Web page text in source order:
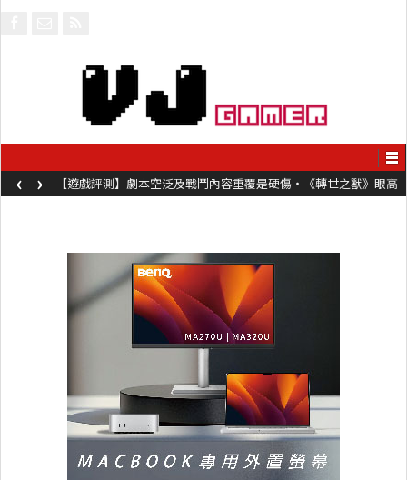
【遊戲評測】劇本空泛及戰鬥內容重覆是硬傷・《轉世之獸》眼高
手低表現未如理想
‹ ›